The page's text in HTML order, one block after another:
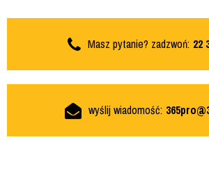
Masz pytanie? zadzwoń: 22
wyślij wiadomość: